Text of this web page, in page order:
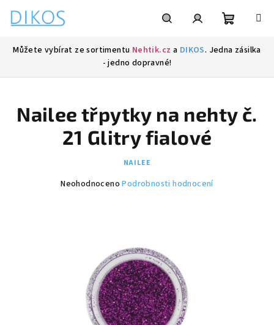
obsah
Můžete vybírat ze sortimentu Nehtik.cz a DIKOS. Jedna zásilka
- jedno dopravné!
Nailee třpytky na nehty č.
21 Glitry fialové
NAILEE
Průměrné
hvězdiček.
Neohodnoceno Podrobnosti hodnocení